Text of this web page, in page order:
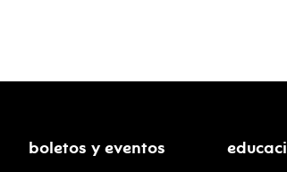
boletos y eventos